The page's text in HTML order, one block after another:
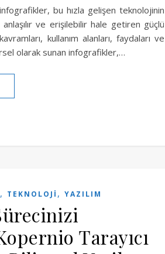
bu hızla gelişen teknolojinin
anlaşılır ve erişilebilir hale getiren güçlü
kullanım alanları, faydaları ve
olarak sunan infografikler,…
, TEKNOLOJI , YAZILIM
Tarayıcı